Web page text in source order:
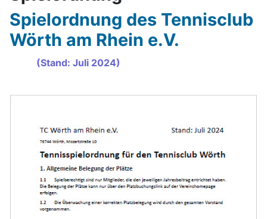
Spielordnung des Tennisclub
Wörth am Rhein e.V.
(Stand: Juli 2024)